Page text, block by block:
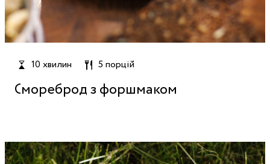
10 хвилин 5 порцій
Смореброд з форшмаком